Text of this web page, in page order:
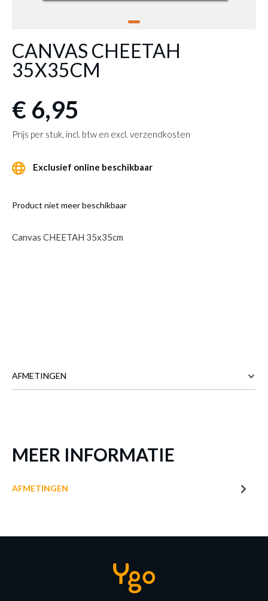
CANVAS CHEETAH
35X35CM
€ 6,95
Prijs per stuk, incl. btw en excl. verzendkosten
Exclusief online beschikbaar
Product niet meer beschikbaar
Canvas CHEETAH 35x35cm
AFMETINGEN
Meer afmetingen
MEER INFORMATIE
AFMETINGEN
Canvas CHEETAH 35x35cm
Prijs per stuk, incl. btw en excl. verzendkosten